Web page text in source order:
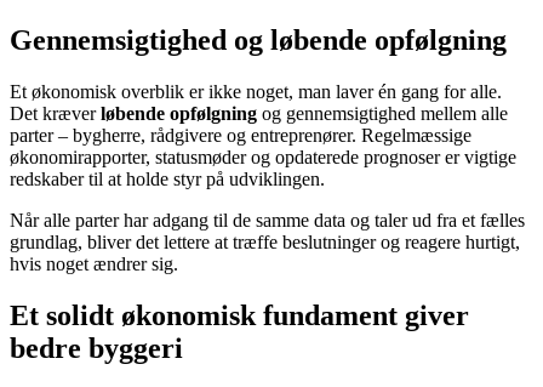
Gennemsigtighed og løbende opfølgning
Et økonomisk overblik er ikke noget, man laver én gang for alle.
Det kræverløbende opfølgning og gennemsigtighed mellem alle
parter – bygherre, rådgivere og entreprenører. Regelmæssige
økonomirapporter, statusmøder og opdaterede prognoser er vigtige
redskaber til at holde styr på udviklingen.
Når alle parter har adgang til de samme data og taler ud fra et fælles
grundlag, bliver det lettere at træffe beslutninger og reagere hurtigt,
hvis noget ændrer sig.
Et solidt økonomisk fundament giver
bedre byggeri